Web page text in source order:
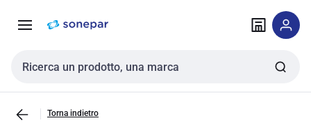
navigazione alla
Cerca input
Torna indietro